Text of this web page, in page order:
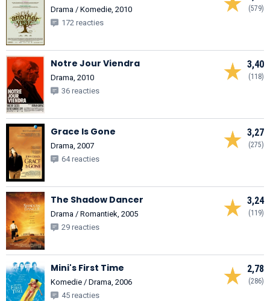
(579)
Drama / Komedie, 2010
172 reacties
3,40
(118)
Notre Jour Viendra
Drama, 2010
36 reacties
3,27
(275)
Grace Is Gone
Drama, 2007
64 reacties
3,24
(119)
The Shadow Dancer
Drama / Romantiek, 2005
29 reacties
2,78
(286)
Mini's First Time
Komedie / Drama, 2006
45 reacties